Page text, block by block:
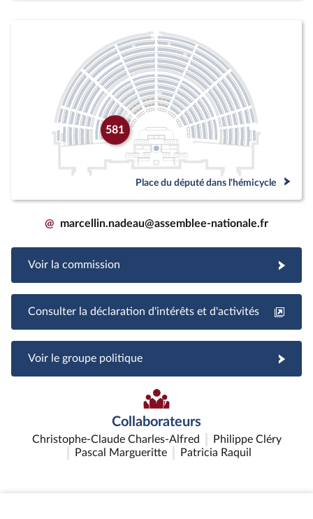
581
Place du député dans l'hémicycle
@ marcellin.nadeau@assemblee-nationale.fr
Voir la commission
Consulter la déclaration d'intérêts et d'activités
Voir le groupe politique
Collaborateurs
Christophe-Claude Charles-Alfred
Philippe Cléry
Pascal Margueritte
Patricia Raquil